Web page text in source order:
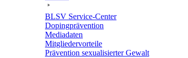
BLSV Service-Center
Doping­prä­ven­tion
Media­da­ten
Mitglie­der­vor­teile
Präven­tion sexua­li­sier­ter Gewalt